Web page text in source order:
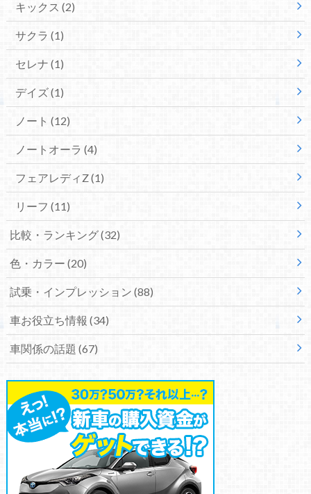
キックス (2)
サクラ (1)
セレナ (1)
デイズ(1)
ノート (12)
ノートオーラ (4)
フェアレディZ(1)
リーフ (11)
比較・ランキング(32)
色・カラー (20)
試乗・インプレッション (88)
車お役立ち情報 (34)
車関係の話題 (67)